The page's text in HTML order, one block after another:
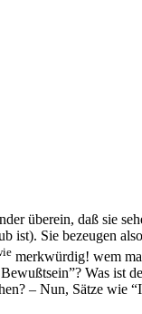
überein, daß sie
ist). Sie bezeugen
merkwürdig! wem
Was ist
– Nun, Sätze wie